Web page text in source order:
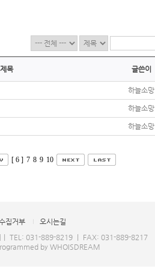
제목 글쓴이
하늘소망
하늘소망
하늘소망
[ 6 ] 7 8 9 10
집거부
오시는길
｜ TEL: 031-889-8219 ｜ FAX: 031-889-8217
by WHOISDREAM